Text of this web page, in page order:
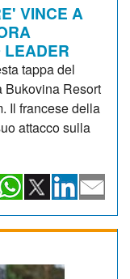
VINCE A
LEADER
tappa del
Bukovina Resort
Il francese della
attacco sulla